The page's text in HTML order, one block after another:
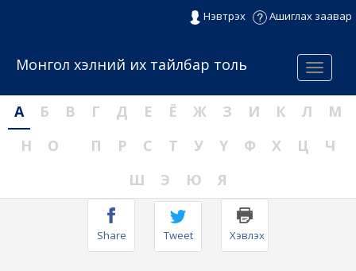
Нэвтрэх Ашиглах заавар
Menu
Монгол хэлний их тайлбар толь
А Б В Г Д Е Ё Ж З И К Л
М
Н
О П Р С Т У Ү Ф Х Ц
Ч
Ш
Э Ю Я
Share Tweet Хэвлэх